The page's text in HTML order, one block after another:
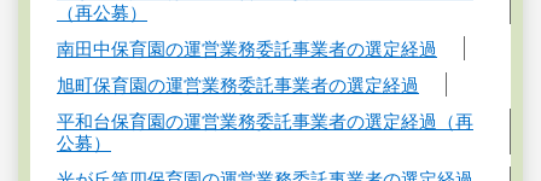
（再公募）
南田中保育園の運営業務委託事業者の選定経過
旭町保育園の運営業務委託事業者の選定経過
平和台保育園の運営業務委託事業者の選定経過（再
公募）